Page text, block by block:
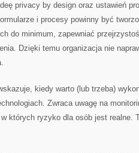
privacy by design oraz ustawień
i procesy powinny być
do minimum, zapewniać
Dzięki temu organizacja nie
kiedy warto (lub trzeba)
Zwraca uwagę na
których ryzyko dla osób jest realne.